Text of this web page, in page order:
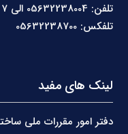
تلفن: 05632238004 الی 7
تلفکس: 05632238700
لینک های مفید
دفتر امور مقررات ملی